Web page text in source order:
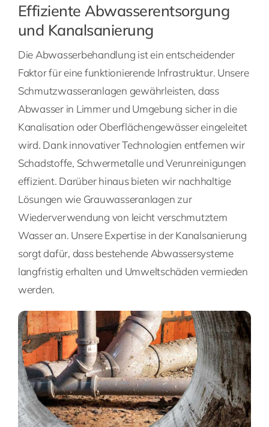
Effiziente Abwasserentsorgung
und Kanalsanierung
Die Abwasserbehandlung ist ein entscheidender
Faktor für eine funktionierende Infrastruktur. Unsere
Schmutzwasseranlagen gewährleisten, dass
Abwasser in Limmer und Umgebung sicher in die
Kanalisation oder Oberflächengewässer eingeleitet
wird. Dank innovativer Technologien entfernen wir
Schadstoffe, Schwermetalle und Verunreinigungen
effizient. Darüber hinaus bieten wir nachhaltige
Lösungen wie Grauwasseranlagen zur
Wiederverwendung von leicht verschmutztem
Wasser an. Unsere Expertise in der Kanalsanierung
sorgt dafür, dass bestehende Abwassersysteme
langfristig erhalten und Umweltschäden vermieden
werden.